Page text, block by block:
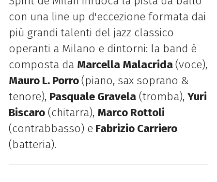
con una line up d'eccezione formata dai
più grandi talenti del jazz classico
operanti a Milano e dintorni: la band è
composta da Marcella Malacrida(voce),
Mauro L. Porro(piano, sax soprano &
tenore), Pasquale Gravela(tromba), Yuri
Biscaro(chitarra), Marco Rottoli
(contrabbasso) e Fabrizio Carriero
(batteria).